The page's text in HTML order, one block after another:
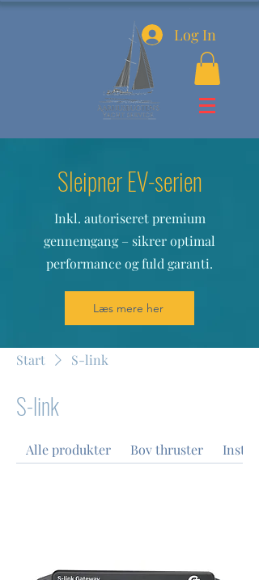
Log In
Sleipner EV-serien
Inkl. autoriseret premium
gennemgang – sikrer optimal
performance og fuld garanti.
Læs mere her
Start S-link
S-link
Alle produkter Bov thruster